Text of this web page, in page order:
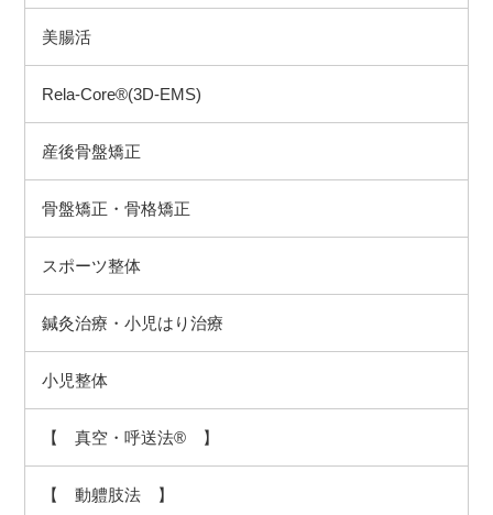
美腸活
Rela-Core®(3D-EMS)
産後骨盤矯正
骨盤矯正・骨格矯正
スポーツ整体
鍼灸治療・小児はり治療
小児整体
【 真空・呼送法® 】
【 動軆肢法 】